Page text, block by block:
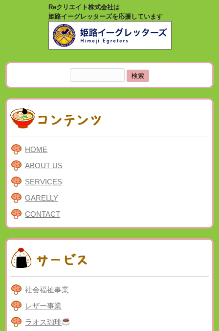
Reクリエイト株式会社は
姫路イーグレッターズを応援しています
索:
HOME
ABOUT US
SERVICES
GARELLY
CONTACT
社会福祉事業
レザー事業
ラオス珈琲